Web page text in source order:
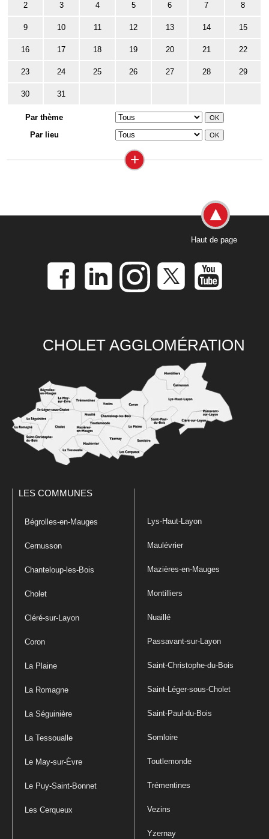
2 3 4 5 6 7 8
9 10 11 12 13 14 15
16 17 18 19 20 21 22
23 24 25 26 27 28 29
30 31
Par thème
Par lieu
+
Haut de page
CHOLET AGGLOMÉRATION
LES COMMUNES
Bégrolles-en-Mauges
Cernusson
Chanteloup-les-Bois
Cholet
Cléré-sur-Layon
Coron
La Plaine
La Romagne
La Séguinière
La Tessoualle
Le May-sur-Èvre
Le Puy-Saint-Bonnet
Les Cerqueux
Lys-Haut-Layon
Maulévrier
Mazières-en-Mauges
Montilliers
Nuaillé
Passavant-sur-Layon
Saint-Christophe-du-Bois
Saint-Léger-sous-Cholet
Saint-Paul-du-Bois
Somloire
Toutlemonde
Trémentines
Vezins
Yzernay